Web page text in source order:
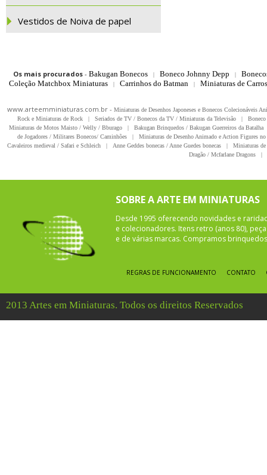
Vestidos de Noiva de papel
Os mais procurados- Bakugan Bonecos | Boneco Johnny Depp |
Coleção Matchbox Miniaturas
| Carrinhos do Batman | Miniaturas de
www.arteemminiaturas.com.br - Miniaturas de Desenhos Japoneses e Bonecos Colecionáveis
Rock e Miniaturas de Rock
| Seriados de TV / Bonecos da TV / Miniaturas da Televisão |
Miniaturas de Motos Maisto / Welly / Bburago
| Bakugan Brinquedos / Bakugan Guerreiros da Batalha
de Jogadores / Militares Bonecos/ Caminhões
|
Miniaturas de Desenho Animado e Action Figures
Cavaleiros medieval / Safari e Schleich
| Anne Geddes bonecas / Anne Guedes bonecas |
Miniaturas
Dragão / Mcfarlane Dragons
|
SOBRE A ARTE EM MINIATURAS
Desde 1995 oferecendo novidades e
e colecionadores. Itens retro (anos 80),
e de várias marcas. Compramos
REGRAS DE FUNCIONAMENTO CONTATO
2013 Artes em Miniaturas. Todos os direitos Reservados